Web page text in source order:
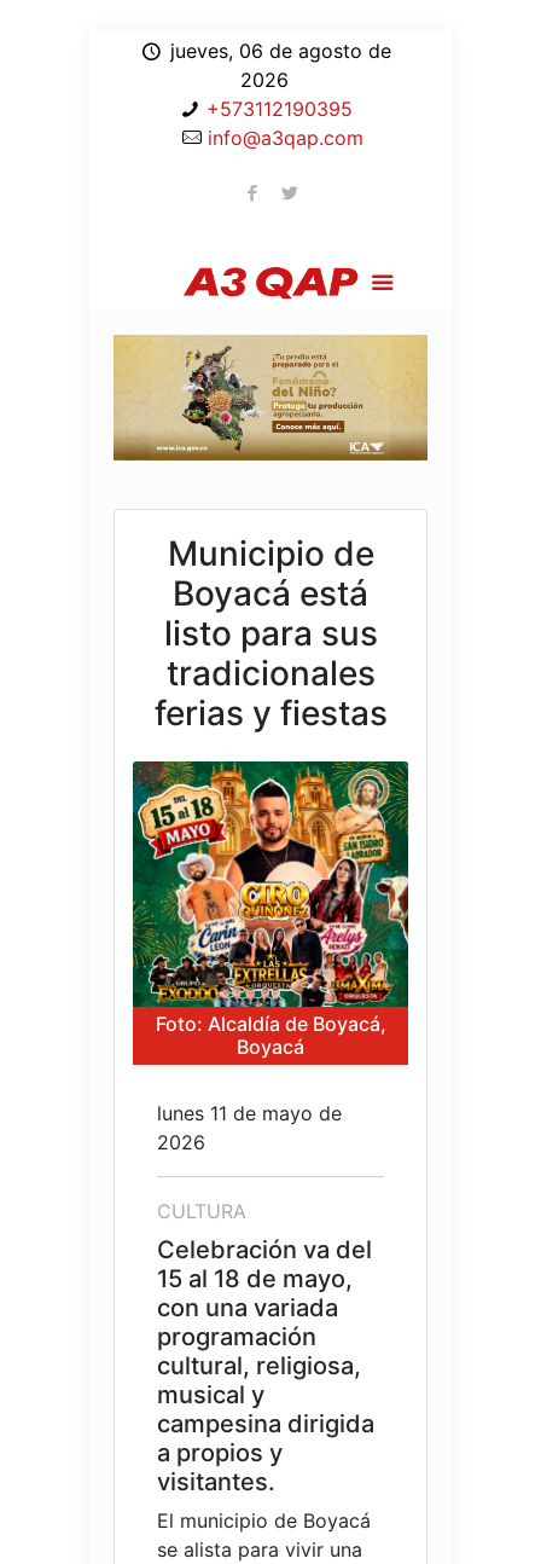
jueves, 06 de agosto de
2026
+573112190395
info@a3qap.com
Municipio de
Boyacá está
listo para sus
tradicionales
ferias y fiestas
Foto: Alcaldía de Boyacá,
Boyacá
lunes 11 de mayo de
2026
CULTURA
Celebración va del
15 al 18 de mayo,
con una variada
programación
cultural, religiosa,
musical y
campesina dirigida
a propios y
visitantes.
El municipio de Boyacá
se alista para vivir una